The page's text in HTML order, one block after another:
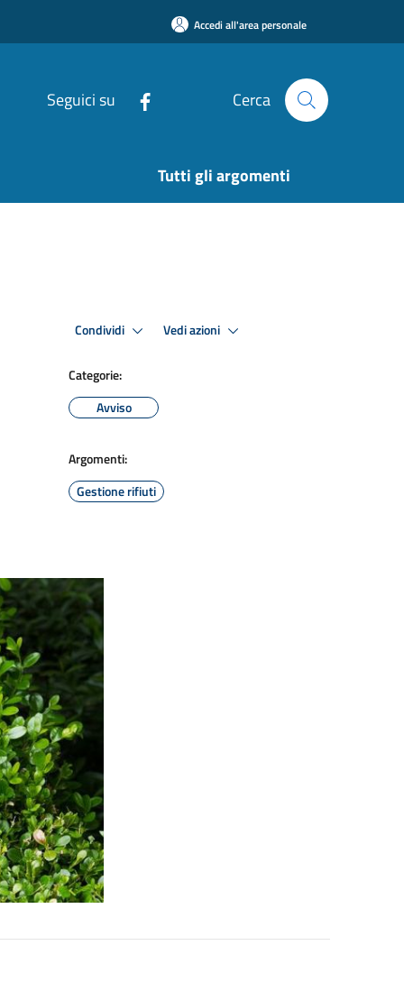
Accedi all'area personale
Seguici su Cerca
Tutti gli argomenti
Condividi Vedi azioni
Categorie:
Avviso
Argomenti:
Gestione rifiuti